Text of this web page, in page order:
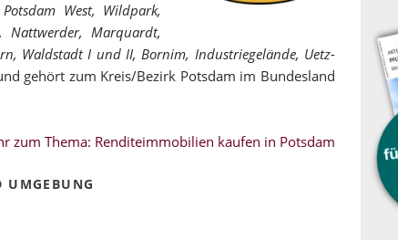
West, Wildpark,
Nattwerder, Marquardt,
Waldstadt I und II, Bornim, Industriegelände, Uetz-
gehört zum Kreis/Bezirk Potsdam im Bundesland
zum Thema: Renditeimmobilien kaufen in Potsdam